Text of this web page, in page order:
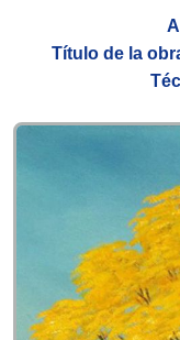
Título de la